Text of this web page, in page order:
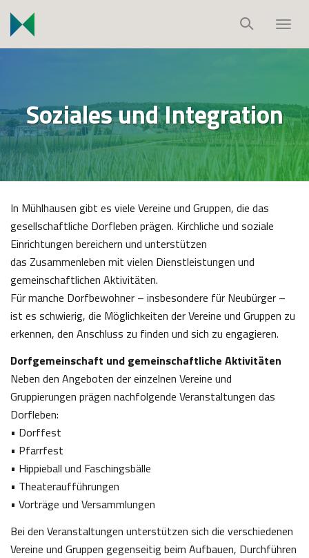
i
c
o
n
t
T
o
e
n
a
v
n
Soziales und Integration
In Mühlhausen gibt es viele Vereine und Gruppen, die das
gesellschaftliche Dorfleben prägen. Kirchliche und soziale
Einrichtungen bereichern und unterstützen
das Zusammenleben mit vielen Dienstleistungen und
gemeinschaftlichen Aktivitäten.
Für manche Dorfbewohner – insbesondere für Neubürger –
ist es schwierig, die Möglichkeiten der Vereine und Gruppen zu
erkennen, den Anschluss zu finden und sich zu engagieren.
Dorfgemeinschaft und gemeinschaftliche Aktivitäten
Neben den Angeboten der einzelnen Vereine und
Gruppierungen prägen nachfolgende Veranstaltungen das
Dorfleben:
• Dorffest
• Pfarrfest
• Hippieball und Faschingsbälle
• Theateraufführungen
• Vorträge und Versammlungen
Bei den Veranstaltungen unterstützen sich die verschiedenen
Vereine und Gruppen gegenseitig beim Aufbauen, Durchführen